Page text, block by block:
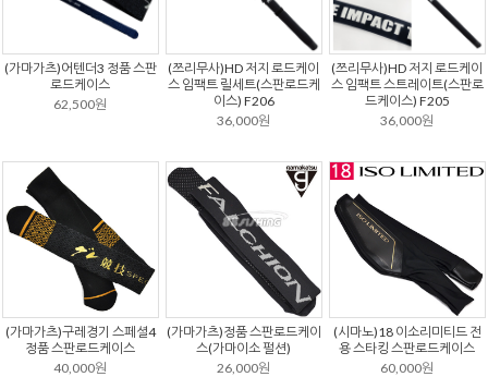
(가마가츠)어텐더3 정품 스판
로드케이스
62,500원
(쯔리무사)HD 저지 로드케이
스 임팩트 릴세트(스판로드케
이스) F206
36,000원
(쯔리무사)HD 저지 로드케이
스 임팩트 스트레이트(스판로
드케이스) F205
36,000원
(가마가츠)구레경기 스페셜4
정품 스판로드케이스
40,000원
(가마가츠)정품 스판로드케이
스(가마이소 펄션)
26,000원
(시마노)18 이소리미티드 전
용 스타킹 스판로드케이스
60,000원